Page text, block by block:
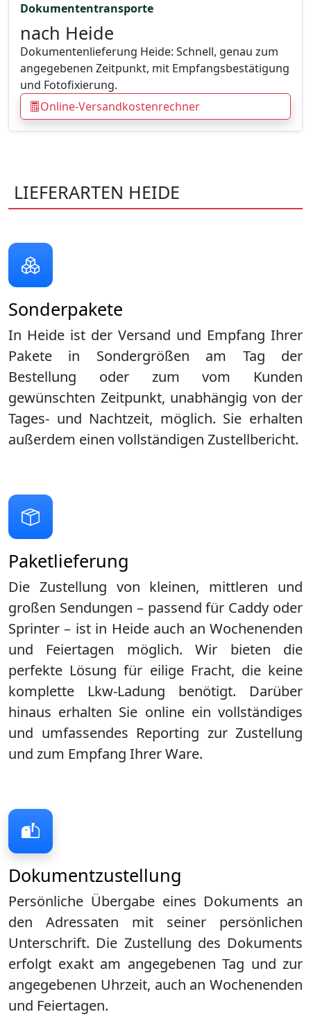
Dokumententransporte
nach Heide
Dokumentenlieferung Heide: Schnell, genau zum
angegebenen Zeitpunkt, mit Empfangsbestätigung
und Fotofixierung.
Online-Versandkostenrechner
LIEFERARTEN HEIDE
Dokumentzustellung
Persönliche Übergabe eines Dokuments an
den Adressaten mit seiner persönlichen
Unterschrift. Die Zustellung des Dokuments
erfolgt exakt am angegebenen Tag und zur
angegebenen Uhrzeit, auch an Wochenenden
und Feiertagen.
Paketlieferung
Die Zustellung von kleinen, mittleren und
großen Sendungen – passend für Caddy oder
Sprinter – ist in Heideauch an Wochenenden
und Feiertagen möglich. Wir bieten die
perfekte Lösung für eilige Fracht, die keine
komplette Lkw-Ladung benötigt. Darüber
hinaus erhalten Sie online ein vollständiges
und umfassendes Reporting zur Zustellung
und zum Empfang Ihrer Ware.
Sonderpakete
In Heide ist der Versand und Empfang Ihrer
Pakete in Sondergrößen am Tag der
Bestellung oder zum vom Kunden
gewünschten Zeitpunkt, unabhängig von der
Tages- und Nachtzeit, möglich. Sie erhalten
außerdem einen vollständigen Zustellbericht.